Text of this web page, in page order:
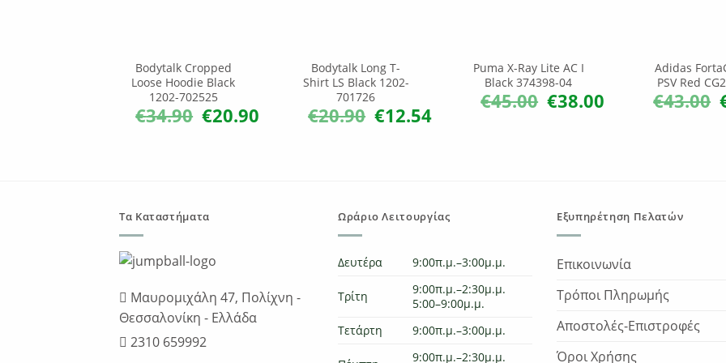
Bodytalk Cropped
Loose Hoodie Black
1202-702525
€34.90 Original
price
€20.90Η
τρέχουσα
Bodytalk Long T-
Shirt LS Black 1202-
701726
€20.90 Original
price
€12.54τρέχουσα
Puma X-Ray Lite AC I
Black 374398-04
€45.00 Original
price
€38.00Η
τρέχουσα
Adidas
PSV Red
€43.00
Τα Καταστήματα
Μαυρομιχάλη 47, Πολίχνη -
Θεσσαλονίκη - Ελλάδα
2310 659992
Ωράριο Λειτουργίας
Δευτέρα 9:00π.μ.–3:00μ.μ.
Τρίτη
9:00π.μ.–2:30μ.μ.
5:00–9:00μ.μ.
Τετάρτη
9:00π.μ.–3:00μ.μ.
9:00π.μ.–2:30μ.μ.
Εξυπηρέτηση Πελατών
Επικοινωνία
Τρόποι Πληρωμής
Αποστολές-Επιστροφές
Όροι Χρήσης